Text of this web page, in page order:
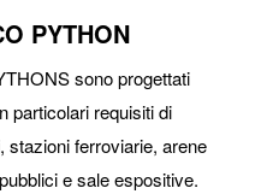
PYTHON
sono progettati
particolari requisiti di
ferroviarie, arene
e sale espositive.